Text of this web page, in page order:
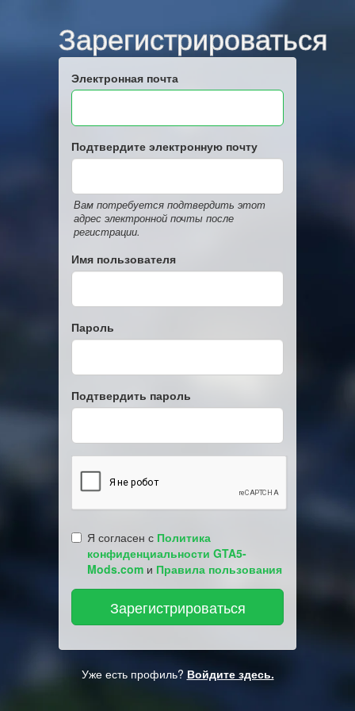
Зарегистрироваться
Электронная почта
Подтвердите электронную почту
Вам потребуется подтвердить этот
адрес электронной почты после
регистрации.
Имя пользователя
Пароль
Подтвердить пароль
Я согласен с Политика
конфиденциальности GTA5-
Mods.com и Правила пользования
Уже есть профиль? Войдите здесь.